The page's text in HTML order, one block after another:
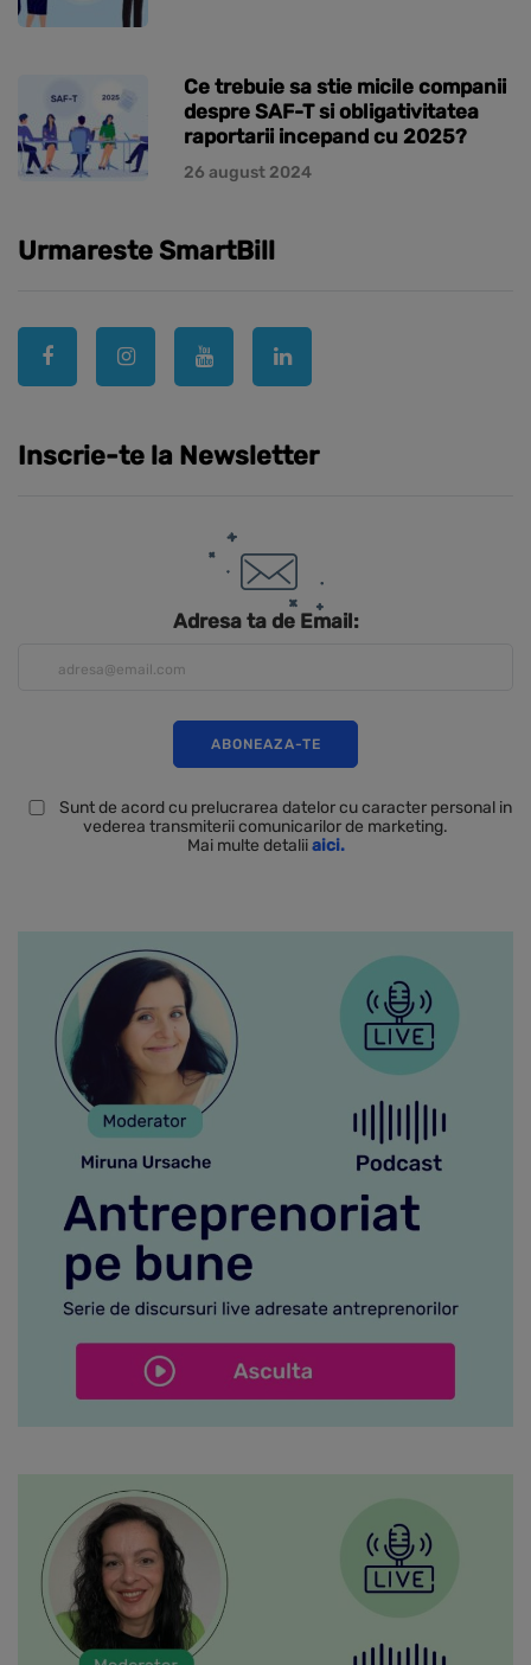
Ce trebuie sa stie micile companii
despre SAF-T si obligativitatea
raportarii incepand cu 2025?
26 august 2024
Urmareste SmartBill
Inscrie-te la Newsletter
Adresa ta de Email:
Sunt de acord cu prelucrarea datelor cu caracter personal in
vederea transmiterii comunicarilor de marketing.
Mai multe detaliiaici.